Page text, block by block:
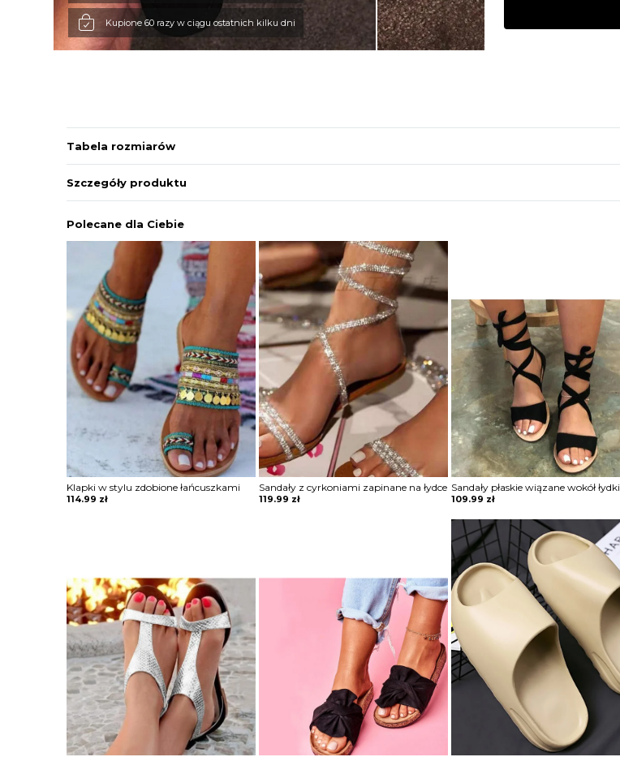
Kupione 60 razy w ciągu ostatnich kilku dni
Tabela rozmiarów
Szczegóły produktu
Polecane dla Ciebie
Klapki w stylu zdobione łańcuszkami
114.99 zł
Sandały z cyrkoniami zapinane na łydce
119.99 zł
Sandały płaskie wiązane wokół łydki
109.99 zł